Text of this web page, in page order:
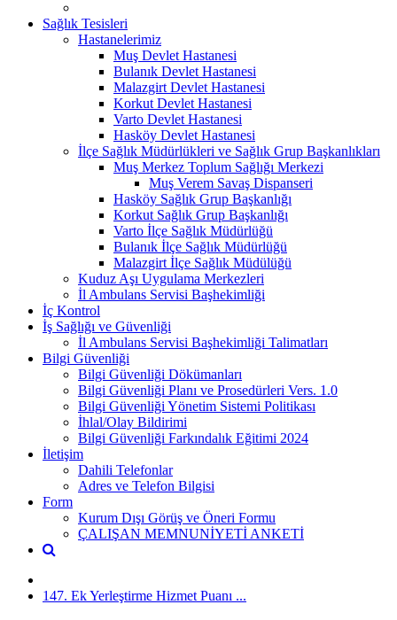
Sağlık Tesisleri
Hastanelerimiz
Muş Devlet Hastanesi
Bulanık Devlet Hastanesi
Malazgirt Devlet Hastanesi
Korkut Devlet Hastanesi
Varto Devlet Hastanesi
Hasköy Devlet Hastanesi
İlçe Sağlık Müdürlükleri ve Sağlık Grup Başkanlıkları
Muş Merkez Toplum Sağlığı Merkezi
Muş Verem Savaş Dispanseri
Hasköy Sağlık Grup Başkanlığı
Korkut Sağlık Grup Başkanlığı
Varto İlçe Sağlık Müdürlüğü
Bulanık İlçe Sağlık Müdürlüğü
Malazgirt İlçe Sağlık Müdülüğü
Kuduz Aşı Uygulama Merkezleri
İl Ambulans Servisi Başhekimliği
İç Kontrol
İş Sağlığı ve Güvenliği
İl Ambulans Servisi Başhekimliği Talimatları
Bilgi Güvenliği
Bilgi Güvenliği Dökümanları
Bilgi Güvenliği Planı ve Prosedürleri Vers. 1.0
Bilgi Güvenliği Yönetim Sistemi Politikası
İhlal/Olay Bildirimi
Bilgi Güvenliği Farkındalık Eğitimi 2024
İletişim
Dahili Telefonlar
Adres ve Telefon Bilgisi
Form
Kurum Dışı Görüş ve Öneri Formu
ÇALIŞAN MEMNUNİYETİ ANKETİ
147. Ek Yerleştirme Hizmet Puanı ...